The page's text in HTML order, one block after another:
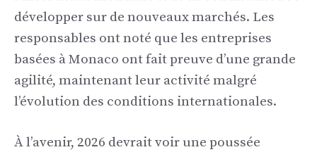
développer sur de nouveaux marchés. Les
responsables ont noté que les entreprises
basées à Monaco ont fait preuve d’une grande
agilité, maintenant leur activité malgré
l’évolution des conditions internationales.
À l’avenir, 2026 devrait voir une poussée